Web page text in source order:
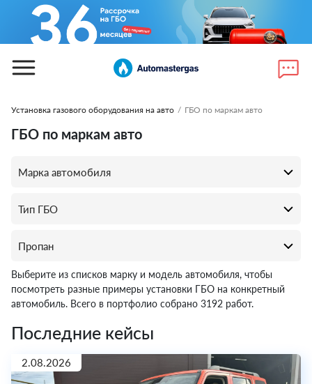
Установка газового оборудования на авто / ГБО по маркам авто
ГБО по маркам авто
Выберите из списков марку и модель автомобиля, чтобы
посмотреть разные примеры установки ГБО на конкретный
автомобиль. Всего в портфолио собрано 3192 работ.
Последние кейсы
2.08.2026